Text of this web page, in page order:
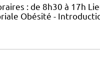
: de 8h30 à 17h
Obésité -